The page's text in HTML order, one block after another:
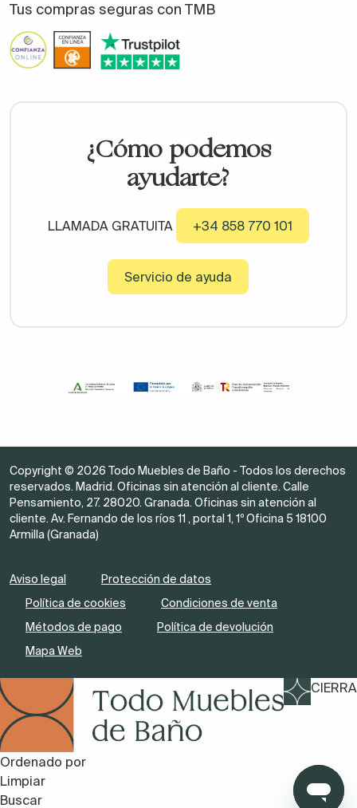
Tus compras seguras con TMB
¿Cómo podemos
ayudarte?
LLAMADA GRATUITA +34 858 770 101
Servicio de ayuda
Copyright © 2026 Todo Muebles de Baño - Todos los derechos
reservados. Madrid. Oficinas sin atención al cliente. Calle
Pensamiento, 27. 28020. Granada. Oficinas sin atención al
cliente. Av. Fernando de los ríos 11 , portal 1, 1º Oficina 5 18100
Armilla (Granada)
Aviso legal
Protección de datos
Política de cookies
Condiciones de venta
Métodos de pago
Política de devolución
Mapa Web
CIERRA
Ordenado por
Limpiar
Buscar